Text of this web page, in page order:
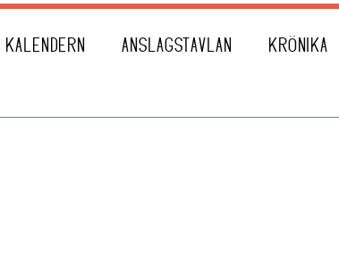
KALENDERN ANSLAGSTAVLAN KRÖNIKA